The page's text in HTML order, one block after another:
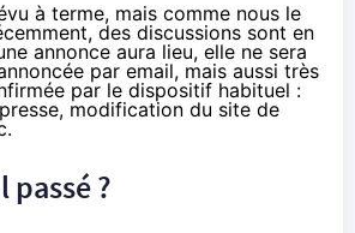
à terme, mais comme nous le
, des discussions sont en
annonce aura lieu, elle ne sera
par email, mais aussi très
par le dispositif habituel :
modification du site de
passé ?